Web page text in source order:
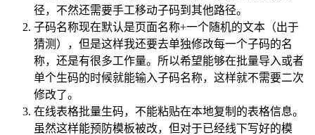
径，不然还需要手工移动子码到其他路径。
子码名称现在默认是页面名称+一个随机的文本（出于
猜测），但是这样我还要去单独修改每一个子码的名
称，还是有很多工作量。所以希望能够在批量导入或者
单个生码的时候就能输入子码名称，这样就不需要二次
修改了。
在线表格批量生码，不能粘贴在本地复制的表格信息。
虽然这样能预防模板被改，但对于已经线下写好的模